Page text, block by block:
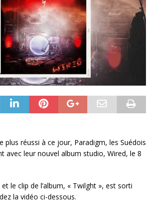
plus réussi à ce jour, Paradigm, les Suédois
avec leur nouvel album studio, Wired, le 8
le clip de l’album, « Twilght », est sorti
la vidéo ci-dessous.